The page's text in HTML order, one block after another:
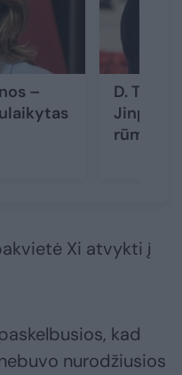
–
D.
rūmus
Xi atvykti į
kad
nurodžiusios